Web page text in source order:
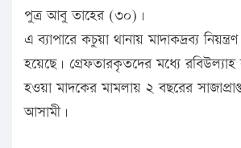
পুত্র আবু তাহের (৩০)।
এ ব্যাপারে কচুয়া থানায় মাদাকদ্রব্য
হয়েছে। গ্রেফতারকৃতদের মধ্যে রবিউল্যাহ
হওয়া মাদকের মামলায় ২ বছরের
আসামী।